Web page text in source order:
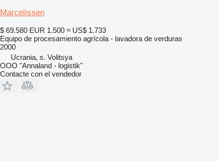
Marcelissen
$ 69.580 EUR 1.500 ≈ US$ 1.733
Equipo de procesamiento agrícola - lavadora de verduras
2000
Ucrania, s. Volitsya
OOO "Annaland - logistik"
Contacte con el vendedor